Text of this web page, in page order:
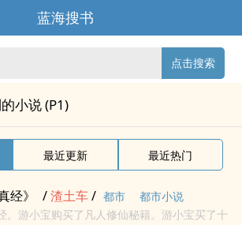
蓝海搜书
点击搜索
小说 (P1)
最近更新 最近热门
经》 /渣土车/ 都市
都市小说
。游小宝购买了凡人修仙秘籍。游小宝买了十